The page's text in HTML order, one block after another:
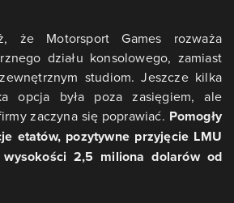
że Motorsport Games rozważa
działu konsolowego, zamiast
studiom. Jeszcze kilka
opcja była poza zasięgiem, ale
zaczyna się poprawiać. Pomogły
etatów, pozytywne przyjęcie LMU
2,5 miliona dolarów od